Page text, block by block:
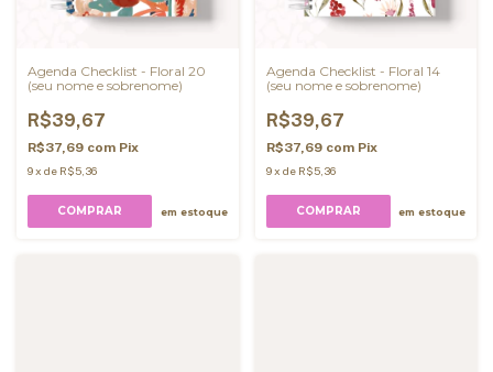
Agenda Checklist - Floral 20
(seu nome e sobrenome)
R$39,67
R$37,69 com Pix
9x de R$5,36
COMPRAR em estoque
Agenda Checklist - Floral 14
(seu nome e sobrenome)
R$39,67
R$37,69 com Pix
9 x de R$5,36
COMPRAR em estoque